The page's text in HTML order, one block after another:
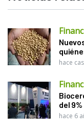
hace
del
hace 6